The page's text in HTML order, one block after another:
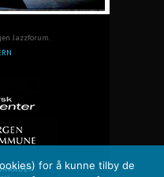
Jazzforum.
for å kunne tilby de